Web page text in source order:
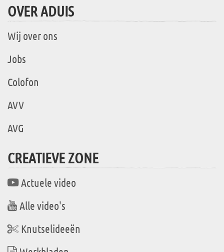
OVER ADUIS
Wij over ons
Jobs
Colofon
AVV
AVG
CREATIEVE ZONE
Actuele video
Alle video's
Knutselideeën